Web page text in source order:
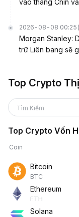
vào tháng Chín
2026-08-08 00:25
Morgan Stanley:
trữ Liên bang sẽ
Top Crypto
Tìm Kiếm
Top Crypto Vốn
Coin
Bitcoin
BTC
Ethereum
ETH
Solana